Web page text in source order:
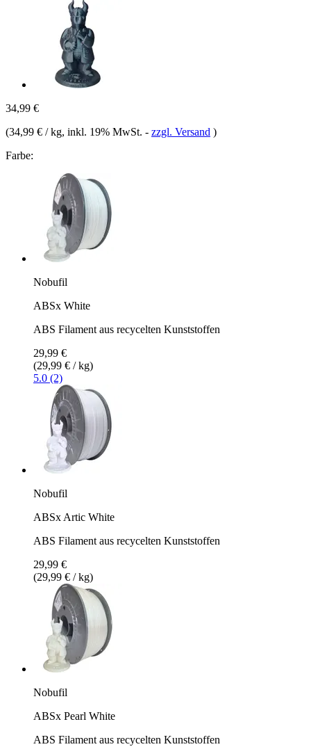
34,99 €
(34,99 € / kg, inkl. 19% MwSt. - zzgl. Versand )
Farbe:
Nobufil
ABSx White
ABS Filament aus recycelten Kunststoffen
29,99 €
(29,99 € / kg)
5.0 (2)
Nobufil
ABSx Artic White
ABS Filament aus recycelten Kunststoffen
29,99 €
(29,99 € / kg)
Nobufil
ABSx Pearl White
ABS Filament aus recycelten Kunststoffen